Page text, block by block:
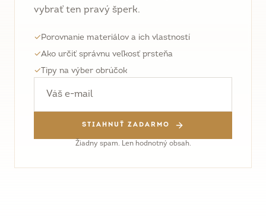
vybrať ten pravý šperk.
✓Porovnanie materiálov a ich vlastností
✓Ako určiť správnu veľkosť prsteňa
✓ Tipy na výber obrúčok
STIAHNUŤ ZADARMO
Žiadny spam. Len hodnotný obsah.